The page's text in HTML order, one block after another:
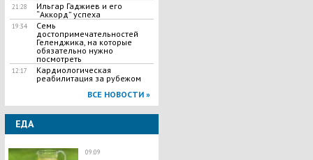
21:28
Ильгар Гаджиев и его
“Аккорд” успеха
19:34
Семь
достопримечательностей
Геленджика, на которые
обязательно нужно
посмотреть
12:17
Кардиологическая
реабилитация за рубежом
ВСЕ НОВОСТИ »
ЕДА
09:09